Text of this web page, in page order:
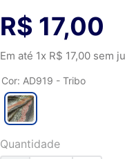
R$ 17,00
Em até 1x R$ 17,00sem
Cor: AD919 - Tribo
Quantidade